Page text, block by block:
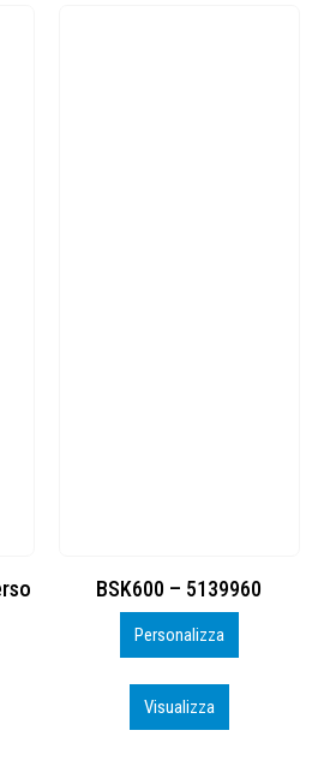
DTF
Personalizza
Visualizza